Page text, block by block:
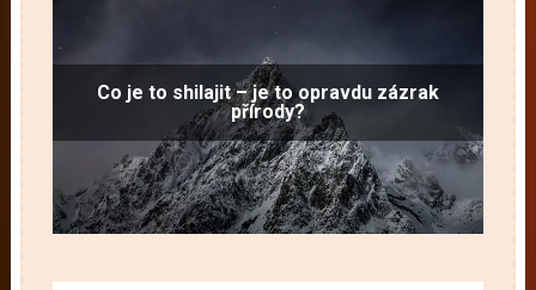
Co je to shilajit – je to opravdu zázrak
přírody?